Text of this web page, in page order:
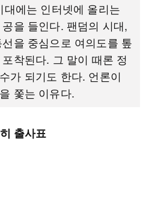
에는 인터넷에 올리는
을 들인다. 팬덤의 시대,
을 중심으로 여의도를 톺
착된다. 그 말이 때론 정
가 되기도 한다. 언론이
쫓는 이유다.
출사표